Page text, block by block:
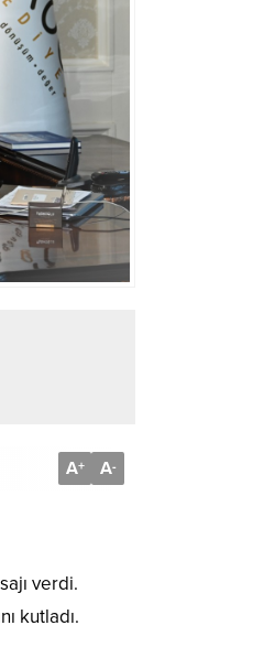
A+ A-
verdi.
kutladı.